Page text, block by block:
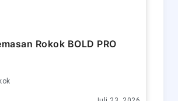
Rokok BOLD PRO